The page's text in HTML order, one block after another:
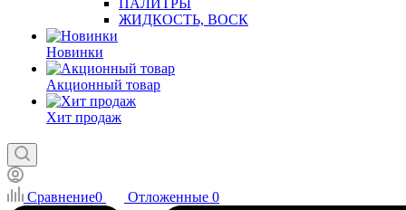
ПАЛИТРЫ
ЖИДКОСТЬ, ВОСК
Новинки
Акционный товар
Хит продаж
Сравнение0 Отложенные 0